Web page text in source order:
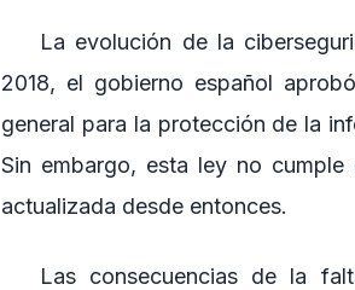
La evolución de la
2018, el gobierno español
general para la protección de la
Sin embargo, esta ley no
actualizada desde entonces.
Las consecuencias de la